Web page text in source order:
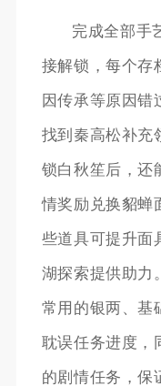
完成全部手
接解锁，每个存
因传承等原因错
找到秦高松补充
锁白秋笙后，还
情奖励兑换貂蝉
些道具可提升面
湖探索提供助力
常用的银两、基
耽误任务进度，
的剧情任务，保